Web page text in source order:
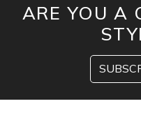
ARE YOU A